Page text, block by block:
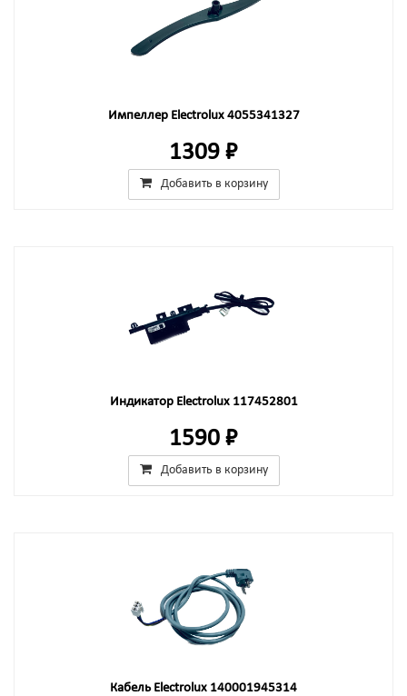
Импеллер Electrolux 4055341327
1309 ₽
Добавить в корзину
Индикатор Electrolux 117452801
1590 ₽
Добавить в корзину
Кабель Electrolux 140001945314